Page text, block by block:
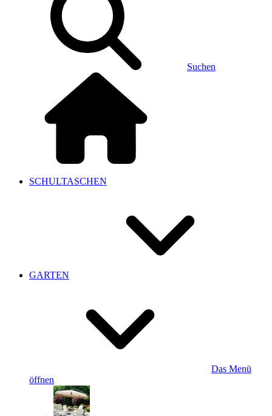
Suchen
SCHULTASCHEN
GARTEN
Das Menü
öffnen